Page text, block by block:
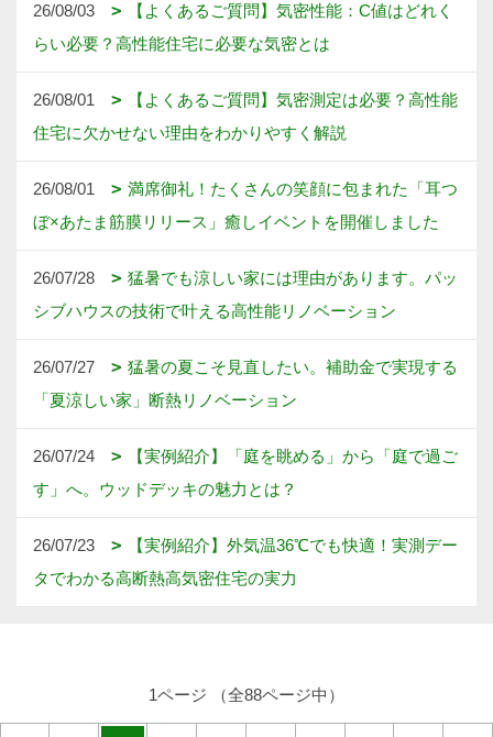
26/08/03
【よくあるご質問】気密性能：C値はどれく
らい必要？高性能住宅に必要な気密とは
26/08/01
【よくあるご質問】気密測定は必要？高性能
住宅に欠かせない理由をわかりやすく解説
26/08/01
満席御礼！たくさんの笑顔に包まれた「耳つ
ぼ×あたま筋膜リリース」癒しイベントを開催しました
26/07/28
猛暑でも涼しい家には理由があります。パッ
シブハウスの技術で叶える高性能リノベーション
26/07/27
猛暑の夏こそ見直したい。補助金で実現する
「夏涼しい家」断熱リノベーション
26/07/24
【実例紹介】「庭を眺める」から「庭で過ご
す」へ。ウッドデッキの魅力とは？
26/07/23
【実例紹介】外気温36℃でも快適！実測デー
タでわかる高断熱高気密住宅の実力
1ページ （全88ページ中）